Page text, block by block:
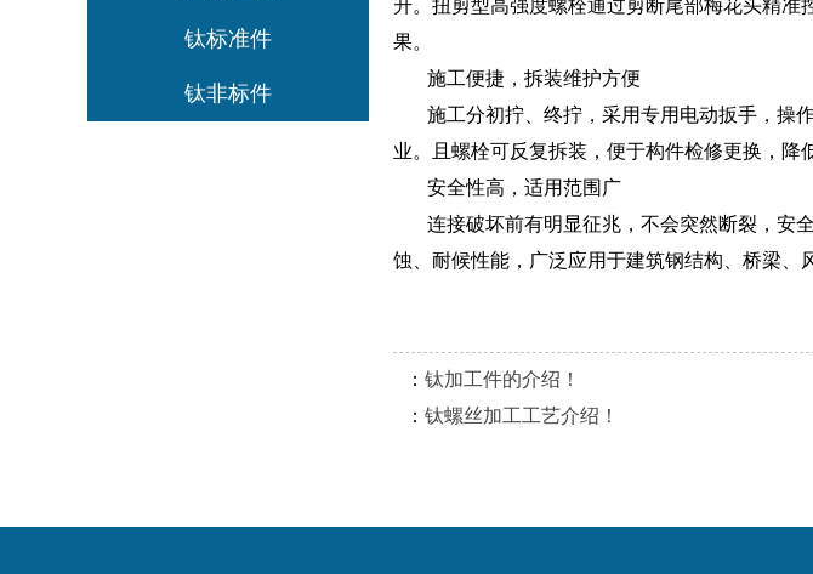
钛标准件
钛非标件
升。扭剪型高强度螺栓通过剪断尾部梅花头精
果。
施工便捷，拆装维护方便
施工分初拧、终拧，采用专用电动扳手，操
业。且螺栓可反复拆装，便于构件检修更换，降
安全性高，适用范围广
连接破坏前有明显征兆，不会突然断裂，安全
蚀、耐候性能，广泛应用于建筑钢结构、桥梁、
： 钛加工件的介绍！
： 钛螺丝加工工艺介绍！